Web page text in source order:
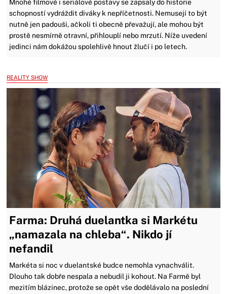
Mnohé filmové i seriálové postavy se zapsaly do historie
schopností vydráždit diváky k nepříčetnosti. Nemusejí to být
nutně jen padouši, ačkoli ti obecně převažují, ale mohou být
prostě nesmírně otravní, přihlouplí nebo mrzutí. Níže uvedení
jedinci nám dokážou spolehlivě hnout žlučí i po letech.
REALITY SHOW
Farma: Druhá duelantka si Markétu
„namazala na chleba“. Nikdo jí
nefandil
Markéta si noc v duelantské budce nemohla vynachválit.
Dlouho tak dobře nespala a nebudil ji kohout. Na Farmě byl
mezitím blázinec, protože se opět vše dodělávalo na poslední